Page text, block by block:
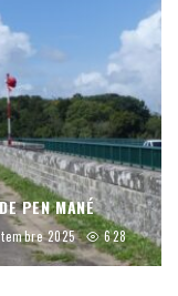
PEN MANÉ
2025 628